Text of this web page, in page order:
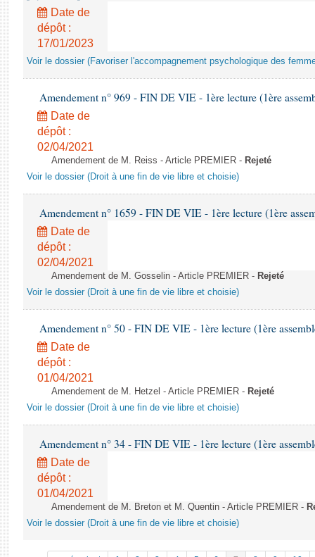
Date de
dépôt :
17/01/2023
Voir le dossier (Favoriser l'accompagnement psychologique des
Amendement n° 969 - FIN DE VIE - 1ère lecture (1ère
Date de
dépôt :
02/04/2021
Amendement de M. Reiss - Article PREMIER - Rejeté
Voir le dossier (Droit à une fin de vie libre et choisie)
Amendement n° 1659 - FIN DE VIE - 1ère lecture (1ère
Date de
dépôt :
02/04/2021
Amendement de M. Gosselin - Article PREMIER - Rejeté
Voir le dossier (Droit à une fin de vie libre et choisie)
Amendement n° 50 - FIN DE VIE - 1ère lecture (1ère
Date de
dépôt :
01/04/2021
Amendement de M. Hetzel - Article PREMIER - Rejeté
Voir le dossier (Droit à une fin de vie libre et choisie)
Amendement n° 34 - FIN DE VIE - 1ère lecture (1ère
Date de
dépôt :
01/04/2021
Amendement de M. Breton et M. Quentin - Article PREMIER -
Voir le dossier (Droit à une fin de vie libre et choisie)